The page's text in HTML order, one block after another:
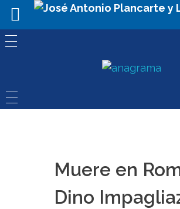
Muere en
Dino